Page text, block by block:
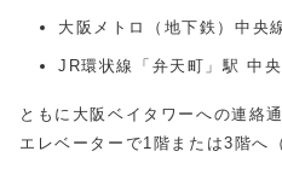
大阪メトロ（地下鉄）中央
JR環状線「弁天町」駅 中央
ともに大阪ベイタワーへの連絡
エレベーターで1階または3階へ